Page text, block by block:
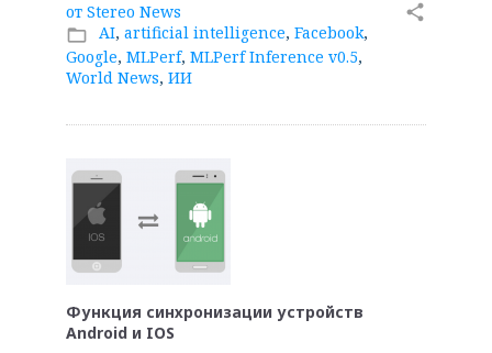
от Stereo News
folder_open AI, artificial intelligence, Facebook,
Google, MLPerf, MLPerf Inference v0.5,
World News, ИИ
share
Функция синхронизации устройств
Android и IOS